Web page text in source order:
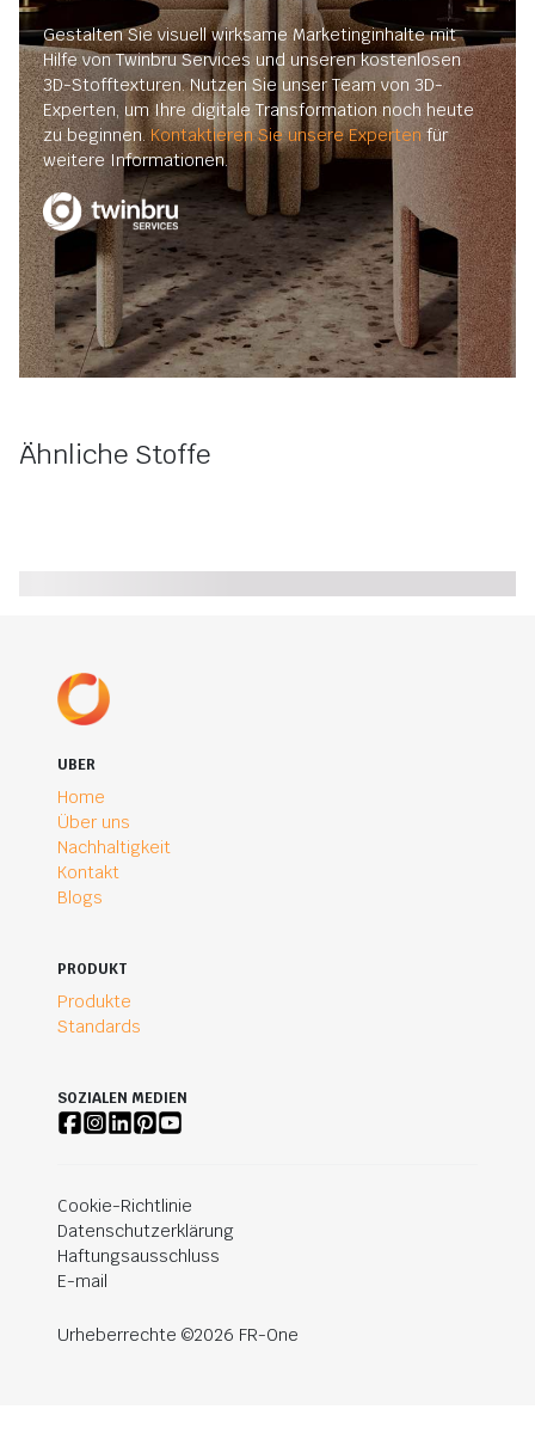
Gestalten Sie visuell wirksame Marketinginhalte mit
Hilfe von Twinbru Services und unseren kostenlosen
3D-Stofftexturen. Nutzen Sie unser Team von 3D-
Experten, um Ihre digitale Transformation noch heute
zu beginnen.Kontaktieren Sie unsere Expertenfür
weitere Informationen.
Ähnliche Stoffe
UBER
Home
Über uns
Nachhaltigkeit
Kontakt
Blogs
PRODUKT
Produkte
Standards
SOZIALEN MEDIEN
Cookie-Richtlinie
Datenschutzerklärung
Haftungsausschluss
E-mail
Urheberrechte ©2026 FR-One